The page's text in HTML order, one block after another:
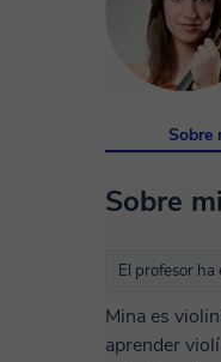
Sobre
Sobre mi
El profesor
Mina es
aprender